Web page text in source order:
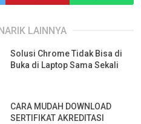
LAINNYA
Solusi Chrome Tidak Bisa di
Buka di Laptop Sama Sekali
CARA MUDAH DOWNLOAD
SERTIFIKAT AKREDITASI